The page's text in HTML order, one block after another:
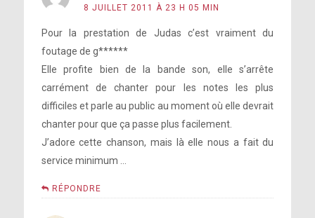
8 JUILLET 2011 À 23 H 05 MIN
Pour la prestation de Judas c’est vraiment du
foutage de g******
Elle profite bien de la bande son, elle s’arrête
carrément de chanter pour les notes les plus
difficiles et parle au public au moment où elle devrait
chanter pour que ça passe plus facilement.
J’adore cette chanson, mais là elle nous a fait du
service minimum …
RÉPONDRE